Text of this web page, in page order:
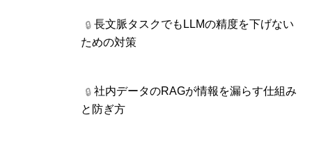
🔒長文脈タスクでもLLMの精度を下げない
ための対策
🔒社内データのRAGが情報を漏らす仕組み
と防ぎ方